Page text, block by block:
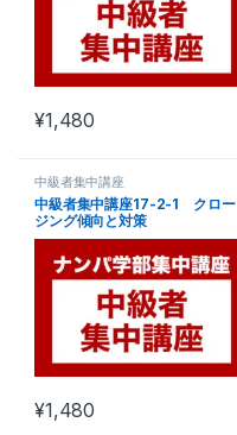
¥1,480
中級者集中講座
中級者集中講座17-2-1 クロー
ジング傾向と対策
¥1,480